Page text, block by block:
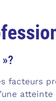
facteurs